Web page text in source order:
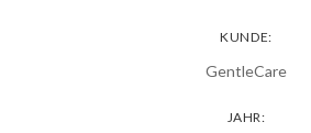
KUNDE:
GentleCare
JAHR: